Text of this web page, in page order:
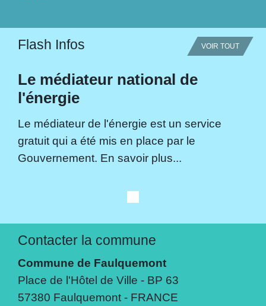
Flash Infos VOIR TOUT
Le médiateur national de
l'énergie
Le médiateur de l'énergie est un service
gratuit qui a été mis en place par le
Gouvernement. En savoir plus...
Contacter la commune
Commune de Faulquemont
Place de l'Hôtel de Ville - BP 63
57380 Faulquemont - FRANCE